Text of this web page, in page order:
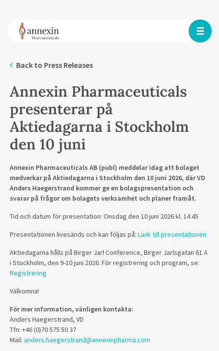
Back to Press Releases
Annexin Pharmaceuticals
presenterar på
Aktiedagarna i Stockholm
den 10 juni
Annexin Pharmaceuticals AB (publ) meddelar idag att bolaget
medverkar på Aktiedagarna i Stockholm den 10 juni 2026, där VD
Anders Haegerstrand kommer ge en bolagspresentation och
svarar på frågor om bolagets verksamhet och planer framåt.
Tid och datum för presentation: Onsdag den 10 juni 2026 kl. 14.45
Presentationen livesänds och kan följas på: Länk till presentationen
Aktiedagarna hålls på Birger Jarl Conference, Birger Jarlsgatan 61 A
i Stockholm, den 9-10 juni 2026. För registrering och program, se:
Registrering
Välkomna!
För mer information, vänligen kontakta:
Anders Haegerstrand, VD
Tfn: +46 (0)70 575 50 37
Mail: anders.haegerstrand@annexinpharma.com